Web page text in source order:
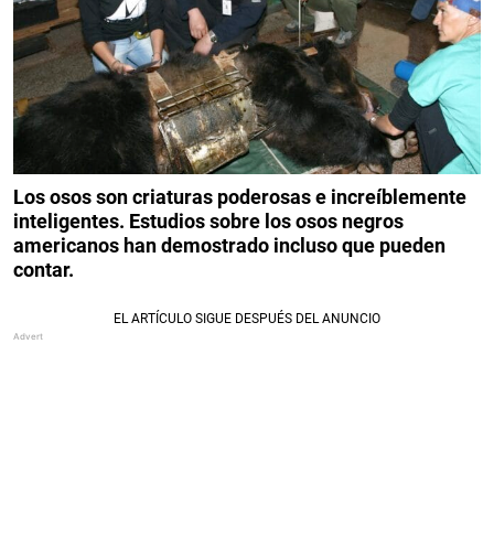
Los osos son criaturas poderosas e increíblemente
inteligentes. Estudios sobre los osos negros
americanos han demostrado incluso que pueden
contar.